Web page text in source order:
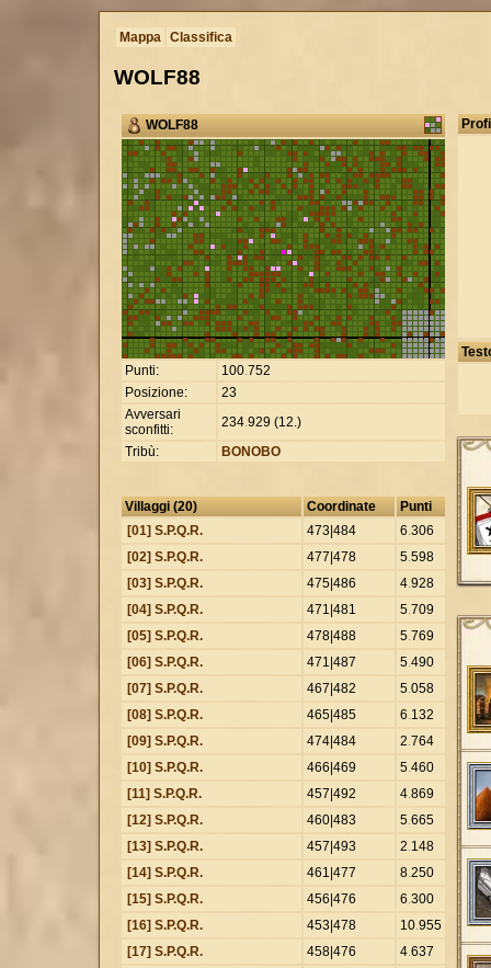
Mappa Classifica
WOLF88
WOLF88
Punti: 100.752
Posizione:
23
Avversari
sconfitti:
234.929 (12.)
Tribù:
BONOBO
Villaggi (20) Coordinate
Punti
[01] S.P.Q.R.
473|484 6.306
[02] S.P.Q.R.
477|478 5.598
[03] S.P.Q.R.
475|486 4.928
[04] S.P.Q.R.
471|481 5.709
[05] S.P.Q.R.
478|488 5.769
[06] S.P.Q.R.
471|487 5.490
[07] S.P.Q.R.
467|482 5.058
[08] S.P.Q.R.
465|485 6.132
[09] S.P.Q.R.
474|484 2.764
[10] S.P.Q.R.
466|469 5.460
[11] S.P.Q.R.
457|492 4.869
[12] S.P.Q.R.
460|483 5.665
[13] S.P.Q.R.
457|493 2.148
[14] S.P.Q.R.
461|477 8.250
[15] S.P.Q.R.
456|476 6.300
[16] S.P.Q.R.
453|478 10.955
[17] S.P.Q.R.
458|476 4.637